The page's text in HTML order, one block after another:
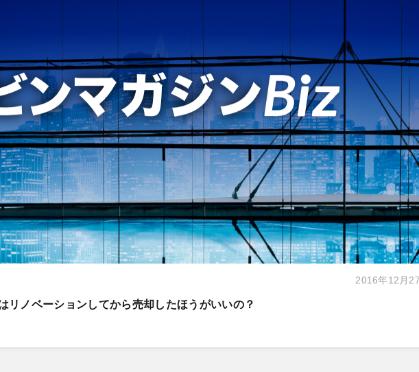
2016年12月
リノベーションしてから売却したほうがいいの？